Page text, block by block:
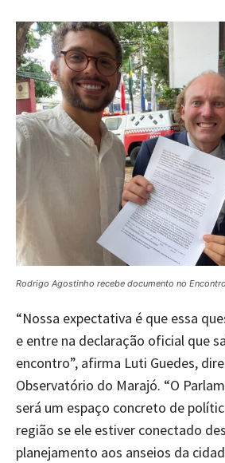
Rodrigo Agostinho recebe documento no
“Nossa expectativa é que essa
e entre na declaração oficial que
encontro”, afirma Luti Guedes,
Observatório do Marajó. “O
será um espaço concreto de
região se ele estiver conectado
planejamento aos anseios da